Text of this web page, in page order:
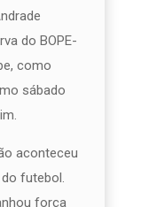
do BOPE-
como
sábado
aconteceu
futebol.
força